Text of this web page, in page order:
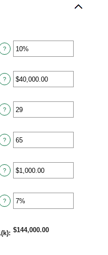
un
0%
100%
?
un
$0.00
$1,000,000.00
?
un
15
90
?
un
10
90
?
un
$0.00
$10,000,000.00
?
un
?
: $144,000.00